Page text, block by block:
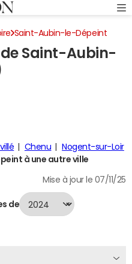
Saint-Aubin-le-Dépeint
Saint-Aubin-
Chenu
Nogent-sur-Loir
à une autre ville
Mise à jour le 07/11/25
de